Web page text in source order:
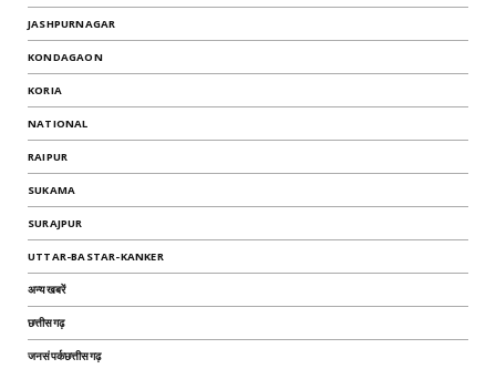
JASHPURNAGAR
KONDAGAON
KORIA
NATIONAL
RAIPUR
SUKAMA
SURAJPUR
UTTAR-BASTAR-KANKER
अन्यखबरें
छत्तीसगढ़
जनसंपर्कछत्तीसगढ़